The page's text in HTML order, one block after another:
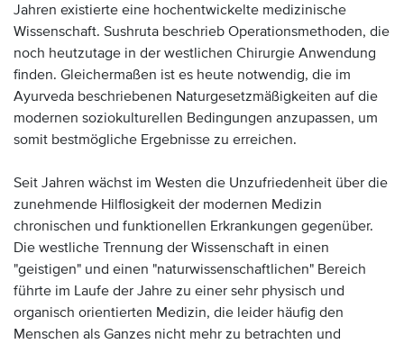
Jahren existierte eine hochentwickelte medizinische
Wissenschaft. Sushruta beschrieb Operationsmethoden, die
noch heutzutage in der westlichen Chirurgie Anwendung
finden. Gleichermaßen ist es heute notwendig, die im
Ayurveda beschriebenen Naturgesetzmäßigkeiten auf die
modernen soziokulturellen Bedingungen anzupassen, um
somit bestmögliche Ergebnisse zu erreichen.
Seit Jahren wächst im Westen die Unzufriedenheit über die
zunehmende Hilflosigkeit der modernen Medizin
chronischen und funktionellen Erkrankungen gegenüber.
Die westliche Trennung der Wissenschaft in einen
"geistigen" und einen "naturwissenschaftlichen" Bereich
führte im Laufe der Jahre zu einer sehr physisch und
organisch orientierten Medizin, die leider häufig den
Menschen als Ganzes nicht mehr zu betrachten und